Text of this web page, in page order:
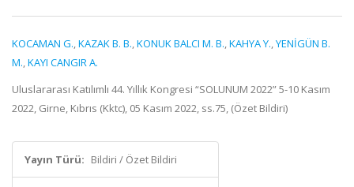
KOCAMAN G.,KAZAK B. B.,KONUK BALCI M. B.,KAHYA Y.,YENİGÜN B.
M.,KAYI CANGIR A.
Uluslararası Katılımlı 44. Yıllık Kongresi “SOLUNUM 2022” 5-10 Kasım
2022, Girne, Kıbrıs (Kktc), 05 Kasım 2022, ss.75, (Özet Bildiri)
Yayın Türü: Bildiri / Özet Bildiri